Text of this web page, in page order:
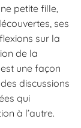
petite fille,
ses
sur la
de la
une façon
discussions
qui
à l’autre.